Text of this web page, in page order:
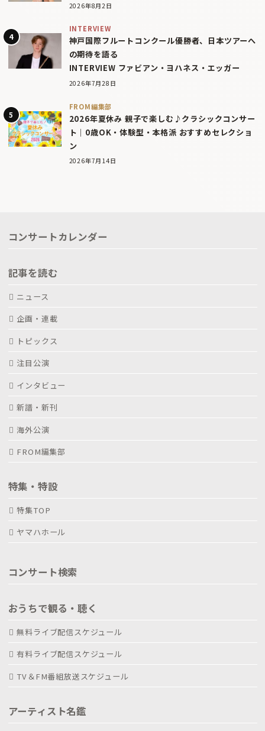
2026年8月2日
INTERVIEW
神戸国際フルートコンクール優勝者、日本ツアーへ
の期待を語る
INTERVIEW ファビアン・ヨハネス・エッガー
2026年7月28日
FROM編集部
2026年夏休み 親子で楽しむ♪クラシックコンサー
ト｜0歳OK・体験型・本格派 おすすめセレクショ
ン
2026年7月14日
コンサートカレンダー
記事を読む
ニュース
企画・連載
トピックス
注目公演
インタビュー
新譜・新刊
海外公演
FROM編集部
特集・特設
特集TOP
ヤマハホール
コンサート検索
おうちで観る・聴く
無料ライブ配信スケジュール
有料ライブ配信スケジュール
TV＆FM番組放送スケジュール
アーティスト名鑑